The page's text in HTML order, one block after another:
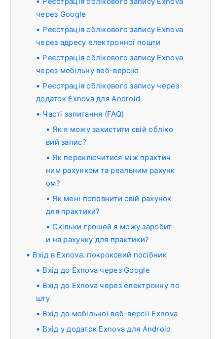
через Google
Реєстрація облікового запису Exnova
через адресу електронної пошти
Реєстрація облікового запису Exnova
через мобільну веб-версію
Реєстрація облікового запису через
додаток Exnova для Android
Часті запитання (FAQ)
Як я можу захистити свій обліко
вий запис?
Як переключитися між практич
ним рахунком та реальним рахунк
ом?
Як мені поповнити свій рахунок
для практики?
Скільки грошей я можу заробит
и на рахунку для практики?
Вхід в Exnova: покроковий посібник
Вхід до Exnova через Google
Вхід до Exnova через електронну по
шту
Вхід до мобільної веб-версії Exnova
Вхід у додаток Exnova для Android